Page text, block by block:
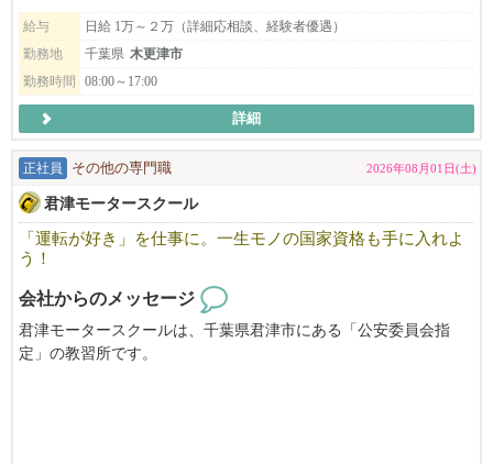
お気軽にお問い合わせください｡
「びびなびを見た」とお伝え頂けますとスムーズです。
給与
日給 1万～２万（詳細応相談、経験者優遇）
勤務地
千葉県 木更津市
勤務時間
08:00～17:00
詳細
正社員 その他の専門職 2026年08月01日(土)
君津モータースクール
「運転が好き」を仕事に。一生モノの国家資格も手に入れよ
う！
会社からのメッセージ
君津モータースクールは、千葉県君津市にある「公安委員会指
定」の教習所です。